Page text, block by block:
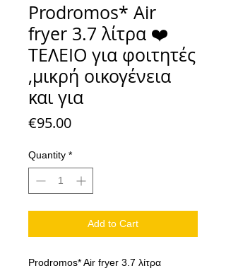
Prodromos* Air
fryer 3.7 λίτρα ❤️
ΤΕΛΕΙΟ για φοιτητές
,μικρή οικογένεια
και για
€95.00Price
Quantity *
Add to Cart
Prodromos* Air fryer 3.7 λίτρα